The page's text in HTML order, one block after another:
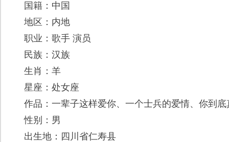
国籍：中国
地区：内地
职业：歌手 演员
民族：汉族
生肖：羊
星座：处女座
作品：一辈子这样爱你、一个士兵的爱情、你到
性别：男
出生地：四川省仁寿县